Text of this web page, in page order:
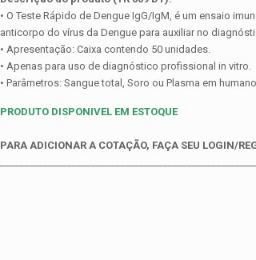
• O Teste Rápido de Dengue IgG/IgM, é um ensaio
anticorpo do vírus da Dengue para auxiliar no
• Apresentação: Caixa contendo 50 unidades.
• Apenas para uso de diagnóstico profissional in vitro.
• Parâmetros: Sangue total, Soro ou Plasma em
PRODUTO DISPONIVEL EM ESTOQUE
PARA ADICIONAR A COTAÇÃO, FAÇA SEU LOGIN/